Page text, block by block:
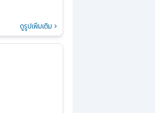
ดูรูปเพิ่มเติม